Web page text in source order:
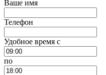
Ваше имя
Телефон
Удобное время c
по